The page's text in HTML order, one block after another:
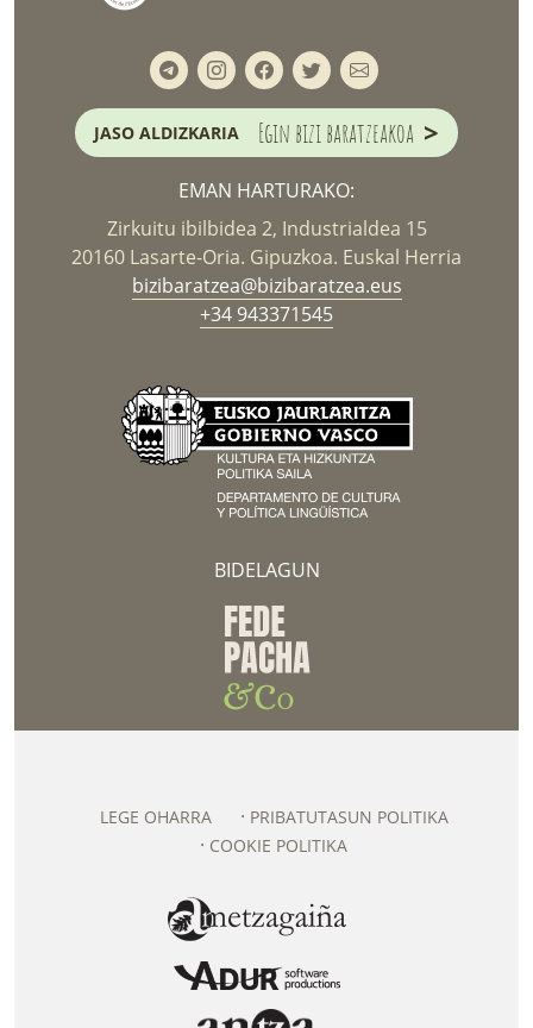
JASO ALDIZKARIA Egin bizi baratzeakoa >
EMAN HARTURAKO:
Zirkuitu ibilbidea 2, Industrialdea 15
20160 Lasarte-Oria. Gipuzkoa. Euskal Herria
bizibaratzea@bizibaratzea.eus
+34 943371545
BIDELAGUN
LEGE OHARRA
PRIBATUTASUN POLITIKA
COOKIE POLITIKA